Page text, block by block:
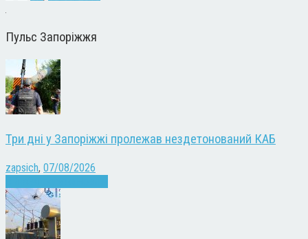
Пульс Запоріжжя
Три дні у Запоріжжі пролежав нездетонований КАБ
zapsich, 07/08/2026